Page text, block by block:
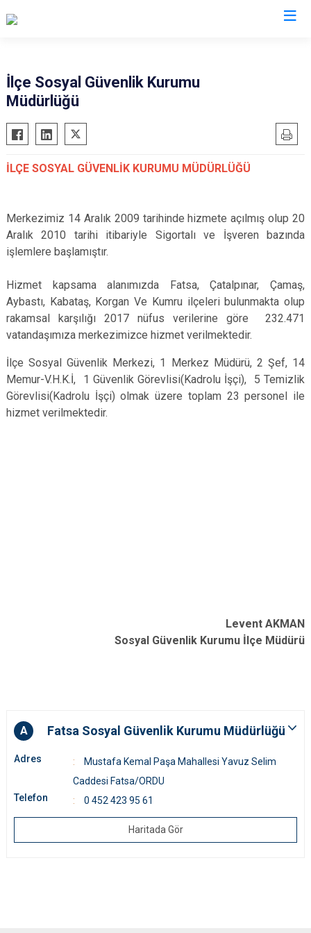
Akkuş
Aybastı
Çatalpınar
Fatsa
Gölköy
Gülyalı
Gürgentepe
İkizce
Kumru
Perşembe
Ulubey
Altınordu
İlçe Sosyal Güvenlik Kurumu
Müdürlüğü
İLÇE SOSYAL GÜVENLİK KURUMU MÜDÜRLÜĞÜ
Merkezimiz 14 Aralık 2009 tarihinde hizmete açılmış olup 20
Aralık 2010 tarihi itibariyle Sigortalı ve İşveren bazında
işlemlere başlamıştır.
Hizmet kapsama alanımızda Fatsa, Çatalpınar, Çamaş,
Aybastı, Kabataş, Korgan Ve Kumru ilçeleri bulunmakta olup
rakamsal karşılığı 2017 nüfus verilerine göre 232.471
vatandaşımıza merkezimizce hizmet verilmektedir.
İlçe Sosyal Güvenlik Merkezi, 1 Merkez Müdürü, 2 Şef, 14
Memur-V.H.K.İ, 1 Güvenlik Görevlisi(Kadrolu İşçi), 5 Temizlik
Görevlisi(Kadrolu İşçi) olmak üzere toplam 23 personel ile
hizmet verilmektedir.
Levent AKMAN
Sosyal Güvenlik Kurumu İlçe Müdürü
A Fatsa Sosyal Güvenlik Kurumu Müdürlüğü
Adres
Mustafa Kemal Paşa Mahallesi Yavuz Selim
Caddesi Fatsa/ORDU
Telefon
0 452 423 95 61
Haritada Gör